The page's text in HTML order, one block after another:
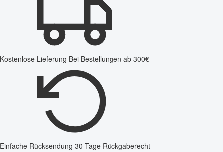
Kostenlose Lieferung Bei Bestellungen ab 300€
Einfache Rücksendung 30 Tage Rückgaberecht